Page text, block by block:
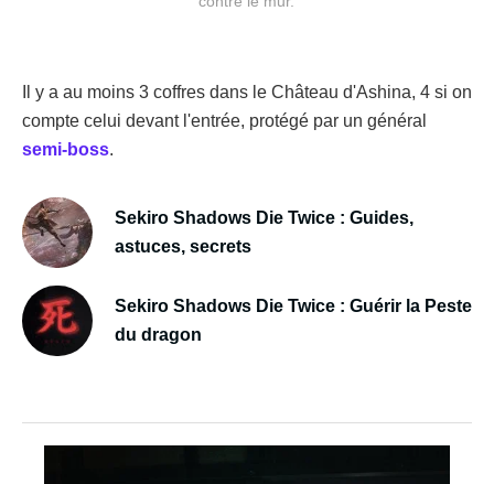
Il y a au moins 3 coffres dans le Château d'Ashina, 4 si on
compte celui devant l'entrée, protégé par un général
semi-boss.
Sekiro Shadows Die Twice : Guides,
astuces, secrets
Sekiro Shadows Die Twice : Guérir la Peste
du dragon